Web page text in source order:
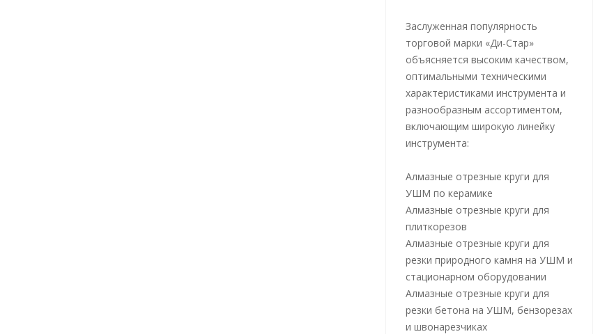
Заслуженная популярность
торговой марки «Ди-Стар»
объясняется высоким качеством,
оптимальными техническими
характеристиками инструмента и
разнообразным ассортиментом,
включающим широкую линейку
инструмента:
Алмазные отрезные круги для
УШМ по керамике
Алмазные отрезные круги для
плиткорезов
Алмазные отрезные круги для
резки природного камня на УШМ и
стационарном оборудовании
Алмазные отрезные круги для
резки бетона на УШМ, бензорезах
и швонарезчиках